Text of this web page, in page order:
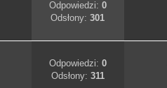
Odpowiedzi: 0
Odsłony:301
Odpowiedzi: 0
Odsłony: 311